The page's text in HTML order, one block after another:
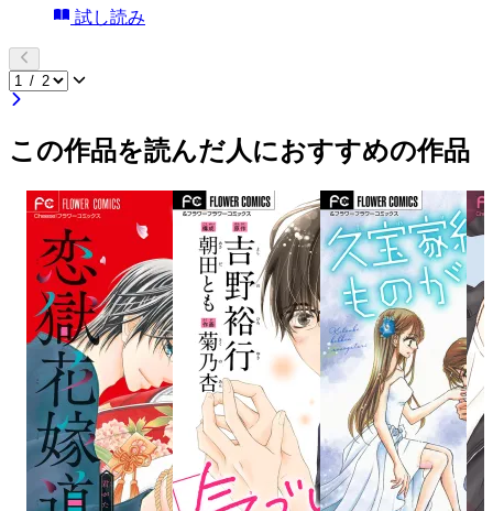
試し読み
この作品を読んだ人におすすめの作品